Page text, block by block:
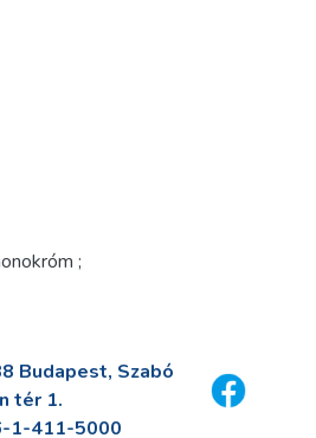
;
Budapest, Szabó
tér 1.
1-411-5000